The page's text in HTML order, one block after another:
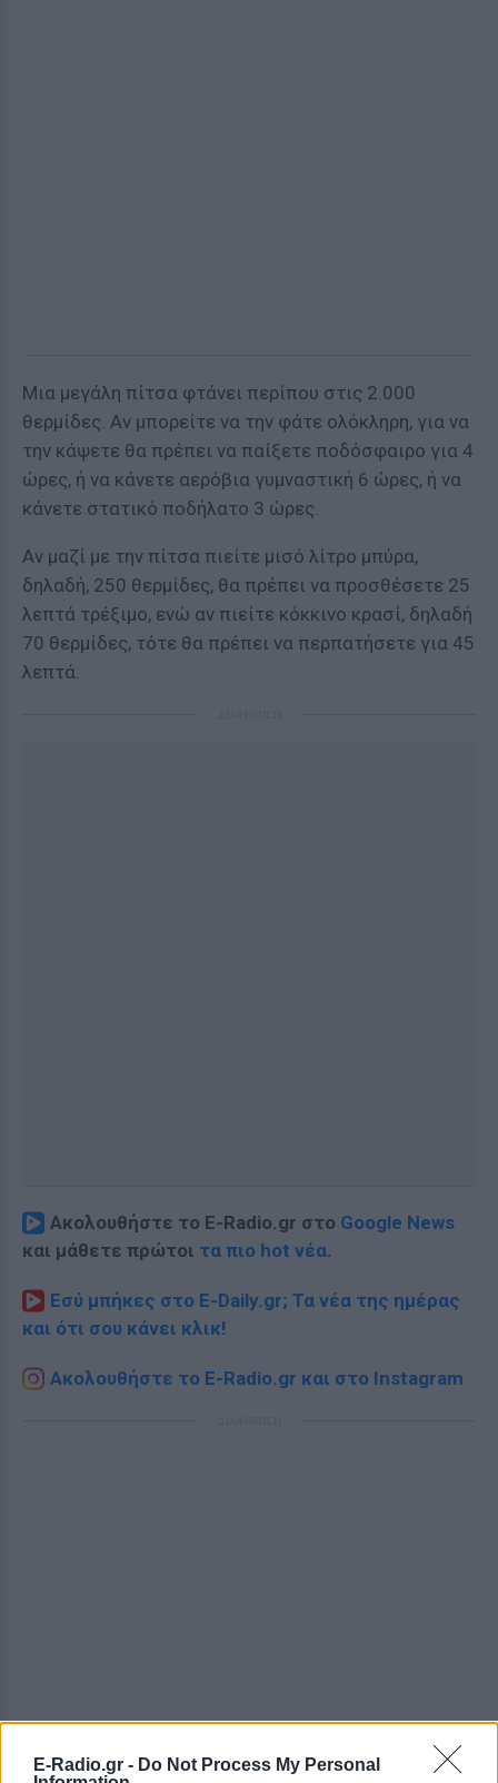
E-Radio.gr - Do Not Process My Personal
Μια μεγάλη πίτσα φτάνει περίπου στις 2.000
θερμίδες. Αν μπορείτε να την φάτε ολόκληρη, για να
την κάψετε θα πρέπει να παίξετε ποδόσφαιρο για 4
ώρες, ή να κάνετε αερόβια γυμναστική 6 ώρες, ή να
κάνετε στατικό ποδήλατο 3 ώρες.
Αν μαζί με την πίτσα πιείτε μισό λίτρο μπύρα,
δηλαδή, 250 θερμίδες, θα πρέπει να προσθέσετε 25
λεπτά τρέξιμο, ενώ αν πιείτε κόκκινο κρασί, δηλαδή
70 θερμίδες, τότε θα πρέπει να περπατήσετε για 45
λεπτά.
Ακολουθήστε το E-Radio.gr στο Google News
και μάθετε πρώτοι τα πιο hot νέα.
Εσύ μπήκες στο E-Daily.gr; Τα νέα της ημέρας
και ότι σου κάνει κλικ!
Ακολουθήστε το E-Radio.gr και στο Instagram